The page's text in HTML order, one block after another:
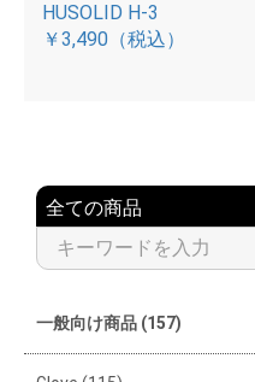
HUSOLID H-3
￥3,490 （税込）
一般向け商品 (157)